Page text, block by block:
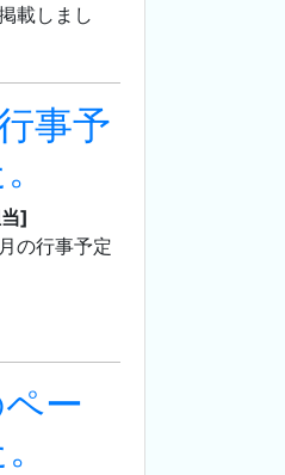
載しまし
事予
]
の行事予定
ー